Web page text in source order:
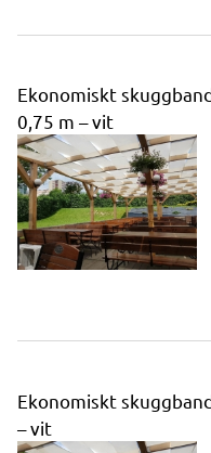
Ekonomiskt
0,75 m – vit
Ekonomiskt
– vit